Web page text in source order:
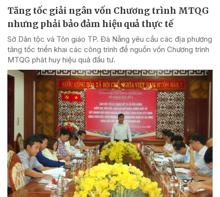
Tăng tốc giải ngân vốn Chương trình MTQG
nhưng phải bảo đảm hiệu quả thực tế
Sở Dân tộc và Tôn giáo TP. Đà Nẵng yêu cầu các địa phương
tăng tốc triển khai các công trình để nguồn vốn Chương trình
MTQG phát huy hiệu quả đầu tư.